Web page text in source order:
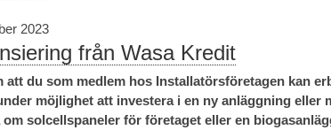
2023
från Wasa Kredit
att du som medlem hos Installatörsföretagen kan
möjlighet att investera i en ny anläggning eller
om solcellspaneler för företaget eller en